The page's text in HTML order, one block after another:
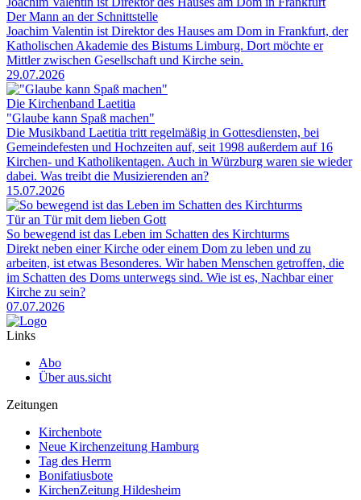
Der Mann an der Schnittstelle
Joachim Valentin ist Direktor des Hauses am Dom in Frankfurt, der
Katholischen Akademie des Bistums Limburg. Dort möchte er
Mittler zwischen Gesellschaft und Kirche sein.
29.07.2026
Die Kirchenband Laetitia
"Glaube kann Spaß machen"
Die Musikband Laetitia tritt regelmäßig in Gottesdiensten, bei
Gemeindefesten und Hochzeiten auf, seit 1998 außerdem auf 16
Kirchen- und Katholikentagen. Auch in Würzburg waren sie wieder
dabei. Was treibt die Musizierenden an?
15.07.2026
Tür an Tür mit dem lieben Gott
So bewegend ist das Leben im Schatten des Kirchturms
Direkt neben einer Kirche oder einem Dom zu leben und zu
arbeiten, ist etwas Besonderes. Wir haben Menschen getroffen, die
im Schatten des Doms unterwegs sind. Wie ist es, Nachbar einer
Kirche zu sein?
07.07.2026
Links
Abo
Über aus.sicht
Zeitungen
Kirchenbote
Neue Kirchenzeitung Hamburg
Tag des Herrn
Bonifatiusbote
KirchenZeitung Hildesheim